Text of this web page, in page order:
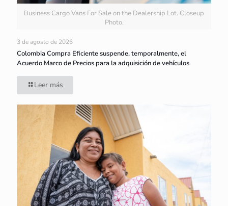
Business Cargo Vans For Sale on the Dealership Lot. Closeup
Photo.
3 de agosto de 2026
Colombia Compra Eficiente suspende, temporalmente, el
Acuerdo Marco de Precios para la adquisición de vehículos
Leer más